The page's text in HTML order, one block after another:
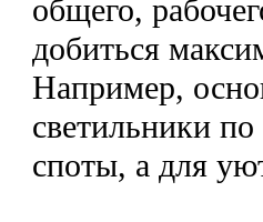
общего,
добиться
Например,
светильники
споты, а для